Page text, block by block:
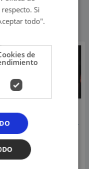
y más artistas de
le expresaron su
a Naldy Saldaña
Si
todo".
de